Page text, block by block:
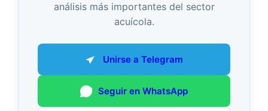
análisis más importantes del sector
acuícola.
Unirse a Telegram
Seguir en WhatsApp